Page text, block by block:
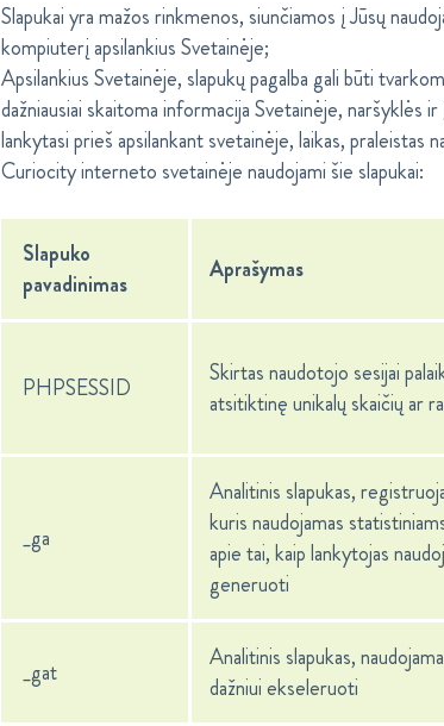
Slapukai yra mažos rinkmenos, siunčiamos į Jūsų
kompiuterį apsilankius Svetainėje;
Apsilankius Svetainėje, slapukų pagalba gali būti
dažniausiai skaitoma informacija Svetainėje, naršyklės
lankytasi prieš apsilankant svetainėje, laikas, praleistas
Curiocity interneto svetainėje naudojami šie slapukai:
Slapuko
pavadinimas
Aprašymas
PHPSESSID
Skirtas naudotojo sesijai
atsitiktinę unikalų skaičių ar
_ga
Analitinis slapukas,
kuris naudojamas
apie tai, kaip lankytojas
generuoti
_gat
Analitinis slapukas,
dažniui ekseleruoti